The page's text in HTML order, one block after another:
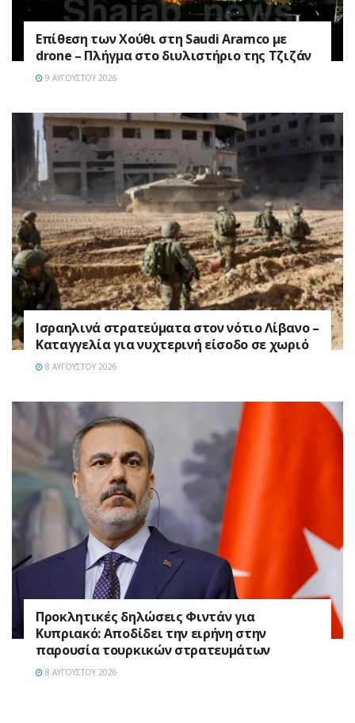
Επίθεση των Χούθι στη Saudi Aramco με
drone – Πλήγμα στο διυλιστήριο της Τζιζάν
9 ΑΥΓΟΎΣΤΟΥ 2026
Ισραηλινά στρατεύματα στον νότιο Λίβανο –
Καταγγελία για νυχτερινή είσοδο σε χωριό
8 ΑΥΓΟΎΣΤΟΥ 2026
Προκλητικές δηλώσεις Φιντάν για
Κυπριακό: Αποδίδει την ειρήνη στην
παρουσία τουρκικών στρατευμάτων
8 ΑΥΓΟΎΣΤΟΥ 2026